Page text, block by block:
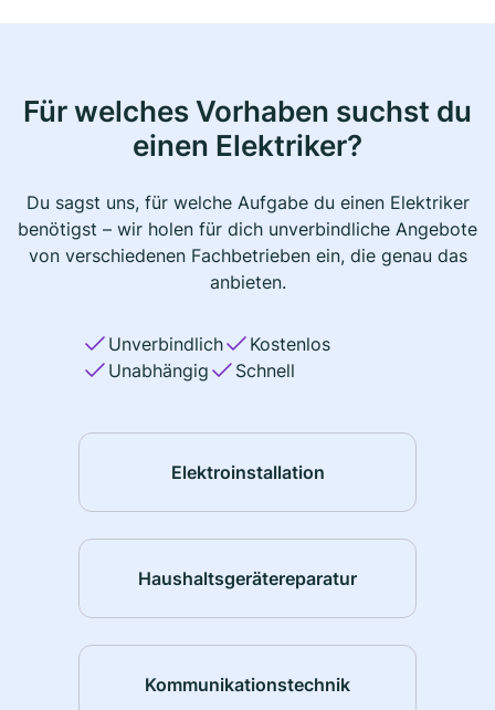
Für welches Vorhaben suchst du
einen Elektriker?
Du sagst uns, für welche Aufgabe du einen Elektriker
benötigst – wir holen für dich unverbindliche Angebote
von verschiedenen Fachbetrieben ein, die genau das
anbieten.
Unverbindlich
Kostenlos
Unabhängig
Schnell
Elektroinstallation
Haushaltsgerätereparatur
Kommunikationstechnik